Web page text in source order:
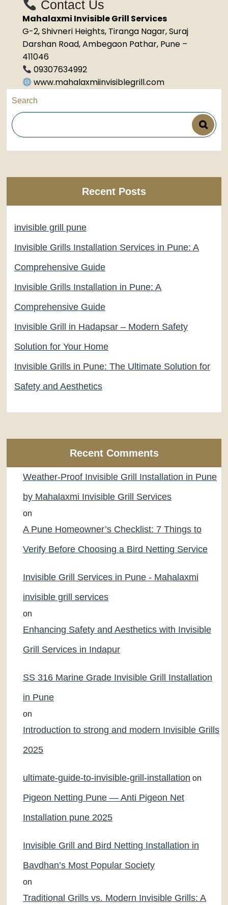
Contact Us
Mahalaxmi Invisible Grill Services
G-2, Shivneri Heights, Tiranga Nagar, Suraj
Darshan Road, Ambegaon Pathar, Pune –
411046
09307634992
www.mahalaxmiinvisiblegrill.com
Search
Recent Posts
invisible grill pune
Invisible Grills Installation Services in Pune: A
Comprehensive Guide
Invisible Grills Installation in Pune: A
Comprehensive Guide
Invisible Grill in Hadapsar – Modern Safety
Solution for Your Home
Invisible Grills in Pune: The Ultimate Solution for
Safety and Aesthetics
Recent Comments
Weather-Proof Invisible Grill Installation in Pune
by Mahalaxmi Invisible Grill Services
on
A Pune Homeowner’s Checklist: 7 Things to
Verify Before Choosing a Bird Netting Service
Invisible Grill Services in Pune - Mahalaxmi
invisible grill services
on
Enhancing Safety and Aesthetics with Invisible
Grill Services in Indapur
SS 316 Marine Grade Invisible Grill Installation
in Pune
on
Introduction to strong and modern Invisible Grills
2025
ultimate-guide-to-invisible-grill-installation on
Pigeon Netting Pune — Anti Pigeon Net
Installation pune 2025
Invisible Grill and Bird Netting Installation in
Bavdhan’s Most Popular Society
on
Traditional Grills vs. Modern Invisible Grills: A